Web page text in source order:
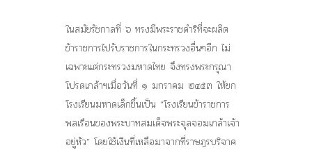
ในสมัยรัชกาลที่ ๖ ทรงมีพระราชดำริที่จะผลิต
ข้าราชการไปรับราชการในกระทรวงอื่นๆอีก ไม่
เฉพาะแต่กระทรวงมหาดไทย จึงทรงพระกรุณา
โปรดเกล้าฯเมื่อวันที่ ๑ มกราคม ๒๔๕๓ ให้ยก
โรงเรียนมหาดเล็กขึ้นเป็น “โรงเรียนข้าราชการ
พลเรือนของพระบาทสมเด็จพระจุลจอมเกล้าเจ้า
อยู่หัว” โดยใช้เงินที่เหลือมาจากที่ราษฎรบริจาค